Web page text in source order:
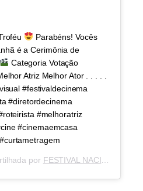
Parabéns! Vocês
é a Cerimônia de
Categoria Votação
Atriz Melhor Ator . . . . .
#festivaldecinema
#diretordecinema
#melhoratriz
#cinemaemcasa
por FESTIVAL NACIONAL CAWCINE